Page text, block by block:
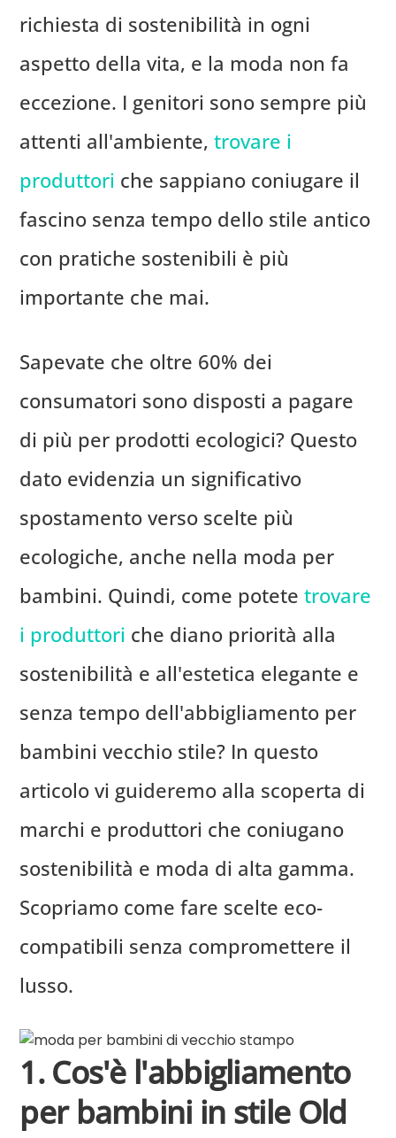
richiesta di sostenibilità in ogni
aspetto della vita, e la moda non fa
eccezione. I genitori sono sempre più
attenti all'ambiente,trovare i
produttori che sappiano coniugare il
fascino senza tempo dello stile antico
con pratiche sostenibili è più
importante che mai.
Sapevate che oltre 60% dei
consumatori sono disposti a pagare
di più per prodotti ecologici? Questo
dato evidenzia un significativo
spostamento verso scelte più
ecologiche, anche nella moda per
bambini. Quindi, come potetetrovare
i produttori che diano priorità alla
sostenibilità e all'estetica elegante e
senza tempo dell'abbigliamento per
bambini vecchio stile? In questo
articolo vi guideremo alla scoperta di
marchi e produttori che coniugano
sostenibilità e moda di alta gamma.
Scopriamo come fare scelte eco-
compatibili senza compromettere il
lusso.
1. Cos'è l'abbigliamento
per bambini in stile Old